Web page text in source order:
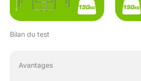
Bilan du test
Avantages